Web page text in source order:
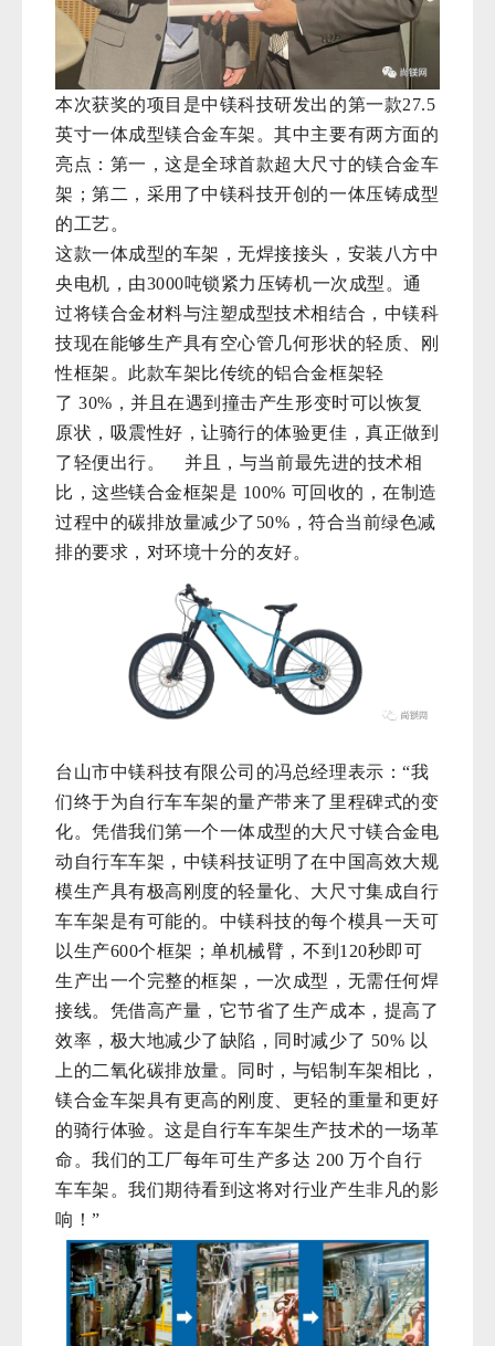
本次获奖的项目是中镁科技研发出的第一款27.5
英寸一体成型镁合金车架。其中主要有两方面的
亮点：第一，这是全球首款超大尺寸的镁合金车
架；第二，采用了中镁科技开创的一体压铸成型
的工艺。
这款一体成型的车架，无焊接接头，安装八方中
央电机，由3000吨锁紧力压铸机一次成型。通
过将镁合金材料与注塑成型技术相结合，中镁科
技现在能够生产具有空心管几何形状的轻质、刚
性框架。此款车架比传统的铝合金框架轻
了 30% ，并且在遇到撞击产生形变时可以恢复
原状，吸震性好，让骑行的体验更佳，真正做到
了轻便出行。
并且，与当前最先进的技术相
比，这些镁合金框架是 100% 可回收的，在制造
过程中的碳排放量减少了 50% ，符合当前绿色减
排的要求，对环境十分的友好。
台山市中镁科技有限公司的冯总经理表示：“我
们终于为自行车车架的量产带来了里程碑式的变
化。凭借我们第一个一体成型的大尺寸镁合金电
动自行车车架，中镁科技证明了在中国高效大规
模生产具有极高刚度的轻量化、大尺寸集成自行
车车架是有可能的。中镁科技的每个模具一天可
以生产600个框架；单机械臂，不到120秒即可
生产出一个完整的框架，一次成型，无需任何焊
接线。凭借高产量，它节省了生产成本，提高了
效率，极大地减少了缺陷，同时减少了 50% 以
上的二氧化碳排放量。同时，与铝制车架相比，
镁合金车架具有更高的刚度、更轻的重量和更好
的骑行体验。这是自行车车架生产技术的一场革
命。我们的工厂每年可生产多达 200 万个自行
车车架。我们期待看到这将对行业产生非凡的影
响！”